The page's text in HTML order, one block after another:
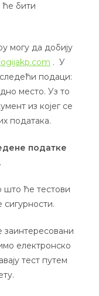
ће бити
могу да добију
. У
следећи подаци:
место. Уз то
из којег се
података.
податке
што ће тестови
заинтересовани
електронско
тест путем